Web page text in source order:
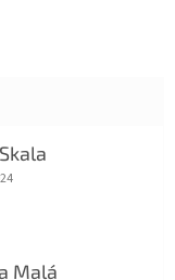
obchodu je 5 z 5
Malá